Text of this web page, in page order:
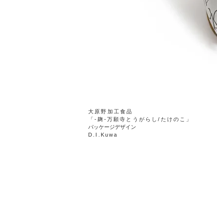
​大原野加工食品
「-麹-万願寺とうがらし/たけのこ」
パッケージデザイン
D. I.Kuwa